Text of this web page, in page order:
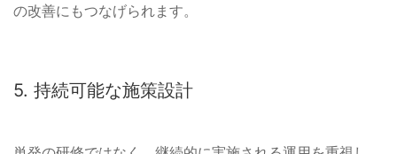
の改善にもつなげられます。
5. 持続可能な施策設計